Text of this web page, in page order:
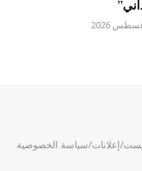
/إعلانات/سياسة الخصوصية